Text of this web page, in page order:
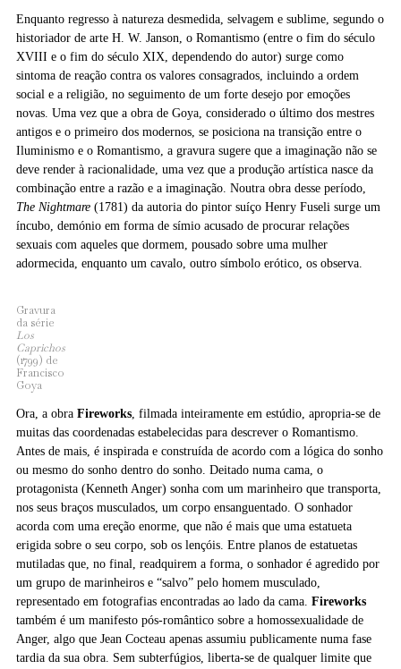
Enquanto regresso à natureza desmedida, selvagem e sublime, segundo o
historiador de arte H. W. Janson, o Romantismo (entre o fim do século
XVIII e o fim do século XIX, dependendo do autor) surge como
sintoma de reação contra os valores consagrados, incluindo a ordem
social e a religião, no seguimento de um forte desejo por emoções
novas. Uma vez que a obra de Goya, considerado o último dos mestres
antigos e o primeiro dos modernos, se posiciona na transição entre o
Iluminismo e o Romantismo, a gravura sugere que a imaginação não se
deve render à racionalidade, uma vez que a produção artística nasce da
combinação entre a razão e a imaginação. Noutra obra desse período,
The Nightmare (1781) da autoria do pintor suíço Henry Fuseli surge um
íncubo, demónio em forma de símio acusado de procurar relações
sexuais com aqueles que dormem, pousado sobre uma mulher
adormecida, enquanto um cavalo, outro símbolo erótico, os observa.
Gravura
da série
Los
Caprichos
(1799) de
Francisco
Goya
Ora, a obra Fireworks, filmada inteiramente em estúdio, apropria-se de
muitas das coordenadas estabelecidas para descrever o Romantismo.
Antes de mais, é inspirada e construída de acordo com a lógica do sonho
ou mesmo do sonho dentro do sonho. Deitado numa cama, o
protagonista (Kenneth Anger) sonha com um marinheiro que transporta,
nos seus braços musculados, um corpo ensanguentado. O sonhador
acorda com uma ereção enorme, que não é mais que uma estatueta
erigida sobre o seu corpo, sob os lençóis. Entre planos de estatuetas
mutiladas que, no final, readquirem a forma, o sonhador é agredido por
um grupo de marinheiros e “salvo” pelo homem musculado,
representado em fotografias encontradas ao lado da cama. Fireworks
também é um manifesto pós-romântico sobre a homossexualidade de
Anger, algo que Jean Cocteau apenas assumiu publicamente numa fase
tardia da sua obra. Sem subterfúgios, liberta-se de qualquer limite que